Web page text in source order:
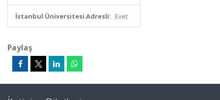
İstanbul Üniversitesi Adresli: Evet
Paylaş